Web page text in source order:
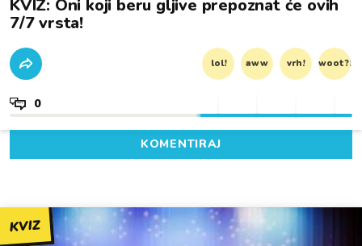
KVIZ: Oni koji beru gljive prepoznat će ovih
7/7 vrsta!
lol! aww vrh! woot?!
0
KOMENTIRAJ
KVIZ